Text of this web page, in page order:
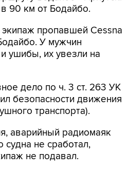
90 км от Бодайбо.
экипаж пропавшей Cessna
У мужчин
ушибы, их увезли на
дело по ч. 3 ст. 263 УК
безопасности движения
транспорта).
аварийный радиомаяк
судна не сработал,
не подавал.